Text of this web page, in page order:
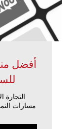
أفضل
التجارة
مسارات